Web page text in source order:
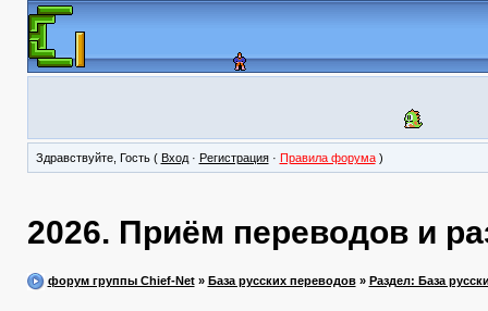
Здравствуйте, Гость ( Вход· Регистрация· Правила форума)
2026. Приём переводов и
форум группы Chief-Net» База русских переводов» Раздел: База